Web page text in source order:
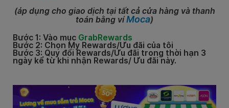
(áp dụng cho giao dịch tại tất cả cửa hàngvà thanh
toán bằng víMoca)
Bước 1: Vào mục GrabRewards
Bước 2: Chọn My Rewards/Ưu đãi của tôi
Bước 3: Quy đổiRewards/Ưu đãi trong thời hạn 3
ngày kể từ khi nhận Rewards/ Ưu đãi này.